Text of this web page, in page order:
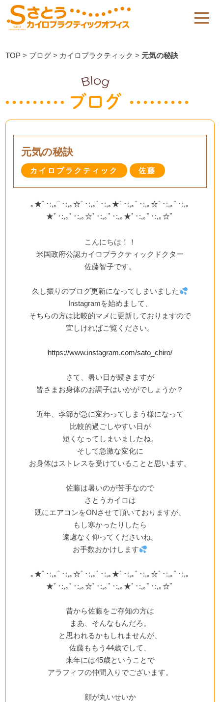
TOP > ブログ > カイロプラクティック > 元気の秘訣
元気の秘訣
カイロプラクティック 佐藤
｡★ﾟ･:,｡ﾟ･:,｡☆ﾟ･:,｡ﾟ･:,｡★ﾟ･:,｡ﾟ･:,｡☆ﾟ･:,｡ﾟ･:,｡
★ﾟ･:,｡ﾟ･:,｡☆ﾟ･:,｡ﾟ･:,｡★ﾟ･:,｡ﾟ･:,｡☆ﾟ
こんにちは！！
米国政府公認カイロプラクティックドクター
佐藤智子です。
久し振りのブログ更新になってしまいました
Instagramを始めまして、
そちらの方は比較的マメに更新しておりますので
宜しければご覧ください。
https://www.instagram.com/sato_chiro/
さて、暑い日が続きますが
皆さまお身体のお調子はいかがでしょうか？
近年、季節が急に変わってしまう様になって
比較的過ごしやすい日が
短くなってしまいましたね。
そして急激な変化に
お身体はストレスを受けていることと思います。
佐藤は暑いのが苦手なので
さとうカイロは
既にエアコンをONさせて頂いておりますが、
もし寒かったりしたら
遠慮なく仰ってくださいね。
お手数おかけします
｡★ﾟ･:,｡ﾟ･:,｡☆ﾟ･:,｡ﾟ･:,｡★ﾟ･:,｡ﾟ･:,｡☆ﾟ･:,｡ﾟ･:,｡
★ﾟ･:,｡ﾟ･:,｡☆ﾟ･:,｡ﾟ･:,｡★ﾟ･:,｡ﾟ･:,｡☆ﾟ
昔から佐藤をご存知の方は
まあ、そんなもんだろ。
と思われるかもしれませんが、
佐藤ももう44歳でして、
来年には45歳ということで
アラフィフの仲間入りでございます。
顔が丸いせいか